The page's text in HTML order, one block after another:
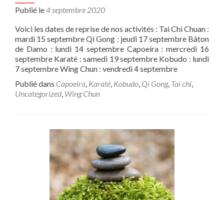
Publié le4 septembre 2020
Voici les dates de reprise de nos activités : Tai Chi Chuan :
mardi 15 septembre Qi Gong : jeudi 17 septembre Bâton
de Damo : lundi 14 septembre Capoeira : mercredi 16
septembre Karaté : samedi 19 septembre Kobudo : lundi
7 septembre Wing Chun : vendredi 4 septembre
Publié dans Capoeira, Karaté, Kobudo, Qi Gong, Tai chi,
Uncategorized, Wing Chun